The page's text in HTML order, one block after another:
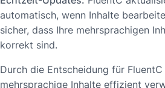
automatisch, wenn Inhalte
sicher, dass Ihre mehrsprachigen
korrekt sind.
Durch die Entscheidung für
mehrsprachige Inhalte effizient